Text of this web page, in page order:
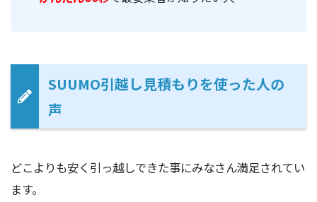
SUUMO引越し見積もりを使った人の
声
どこよりも安く引っ越しできた事にみなさん満足されてい
ます。